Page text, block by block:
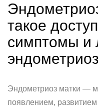
такое
симптомы и
Эндометриоз матки —
появлением,